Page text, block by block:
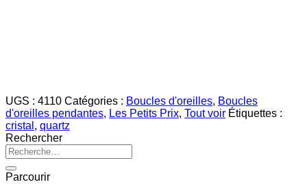
UGS : 4110 Catégories : Boucles d'oreilles, Boucles
d'oreilles pendantes, Les Petits Prix, Tout voir Étiquettes :
cristal , quartz
Rechercher
Recherche
pour :
Parcourir